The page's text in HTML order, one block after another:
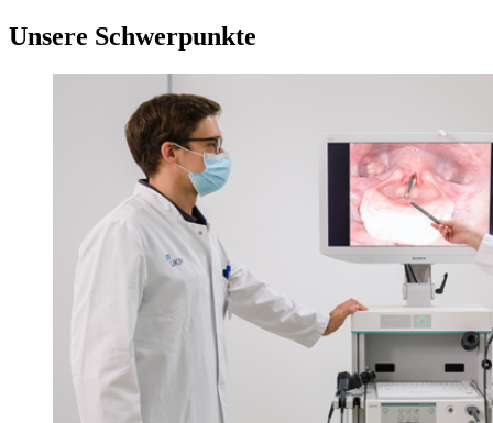
Unsere Schwerpunkte